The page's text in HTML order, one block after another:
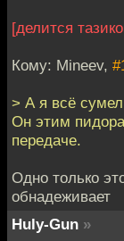
[делится
Кому: Mineev,
> А я всё сумел
Он этим
передаче.
Одно только
обнадеживает
Huly-Gun »